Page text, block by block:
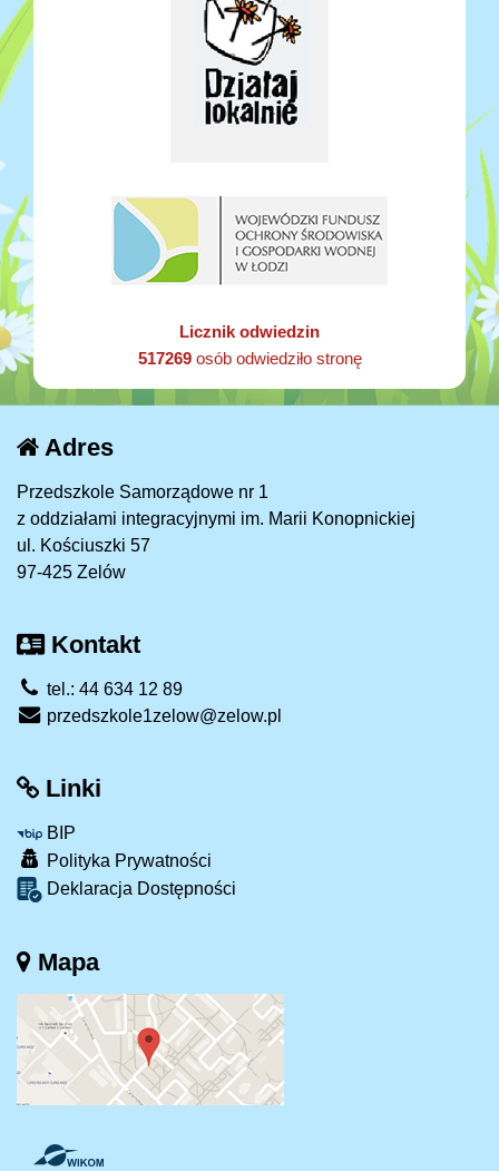
Licznik odwiedzin
517269osób odwiedziło stronę
Adres
Przedszkole Samorządowe nr 1
z oddziałami integracyjnymi im. Marii Konopnickiej
ul. Kościuszki 57
97-425 Zelów
Kontakt
tel.: 44 634 12 89
przedszkole1zelow@zelow.pl
Linki
BIP
Polityka Prywatności
Deklaracja Dostępności
Mapa